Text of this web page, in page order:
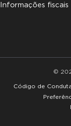
Informações fiscais
©
Código de